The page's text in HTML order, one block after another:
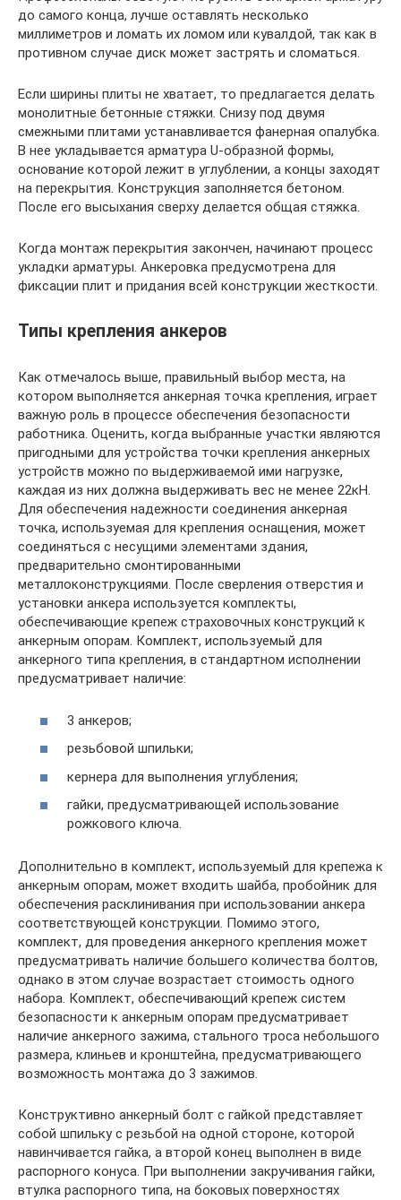
до самого конца, лучше оставлять несколько
миллиметров и ломать их ломом или кувалдой, так как в
противном случае диск может застрять и сломаться.
Если ширины плиты не хватает, то предлагается делать
монолитные бетонные стяжки. Снизу под двумя
смежными плитами устанавливается фанерная опалубка.
В нее укладывается арматура U-образной формы,
основание которой лежит в углублении, а концы заходят
на перекрытия. Конструкция заполняется бетоном.
После его высыхания сверху делается общая стяжка.
Когда монтаж перекрытия закончен, начинают процесс
укладки арматуры. Анкеровка предусмотрена для
фиксации плит и придания всей конструкции жесткости.
Типы крепления анкеров
Как отмечалось выше, правильный выбор места, на
котором выполняется анкерная точка крепления, играет
важную роль в процессе обеспечения безопасности
работника. Оценить, когда выбранные участки являются
пригодными для устройства точки крепления анкерных
устройств можно по выдерживаемой ими нагрузке,
каждая из них должна выдерживать вес не менее 22кН.
Для обеспечения надежности соединения анкерная
точка, используемая для крепления оснащения, может
соединяться с несущими элементами здания,
предварительно смонтированными
металлоконструкциями. После сверления отверстия и
установки анкера используется комплекты,
обеспечивающие крепеж страховочных конструкций к
анкерным опорам. Комплект, используемый для
анкерного типа крепления, в стандартном исполнении
предусматривает наличие:
3 анкеров;
резьбовой шпильки;
кернера для выполнения углубления;
гайки, предусматривающей использование
рожкового ключа.
Дополнительно в комплект, используемый для крепежа к
анкерным опорам, может входить шайба, пробойник для
обеспечения расклинивания при использовании анкера
соответствующей конструкции. Помимо этого,
комплект, для проведения анкерного крепления может
предусматривать наличие большего количества болтов,
однако в этом случае возрастает стоимость одного
набора. Комплект, обеспечивающий крепеж систем
безопасности к анкерным опорам предусматривает
наличие анкерного зажима, стального троса небольшого
размера, клиньев и кронштейна, предусматривающего
возможность монтажа до 3 зажимов.
Конструктивно анкерный болт с гайкой представляет
собой шпильку с резьбой на одной стороне, которой
навинчивается гайка, а второй конец выполнен в виде
распорного конуса. При выполнении закручивания гайки,
втулка распорного типа, на боковых поверхностях